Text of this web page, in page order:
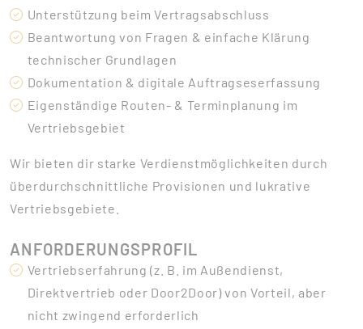
Unterstützung beim Vertragsabschluss
Beantwortung von Fragen & einfache Klärung
technischer Grundlagen
Dokumentation & digitale Auftragseserfassung
Eigenständige Routen- & Terminplanung im
Vertriebsgebiet
Wir bieten dir starke Verdienstmöglichkeiten durch
überdurchschnittliche Provisionen und lukrative
Vertriebsgebiete.
ANFORDERUNGSPROFIL
Vertriebserfahrung (z. B. im Außendienst,
Direktvertrieb oder Door2Door) von Vorteil, aber
nicht zwingend erforderlich